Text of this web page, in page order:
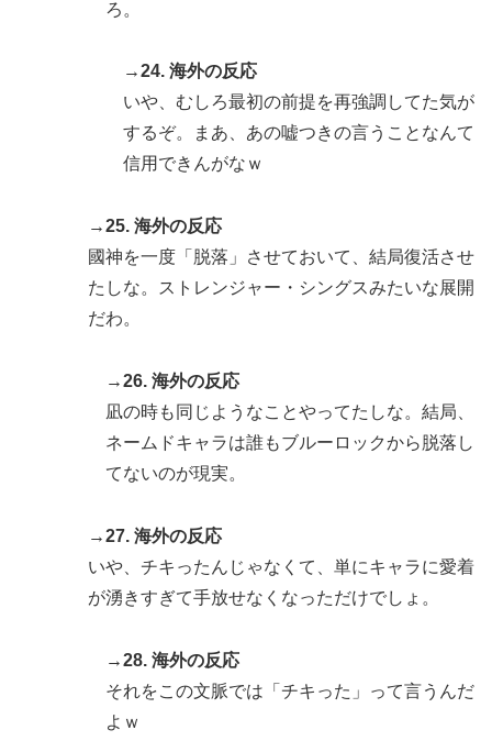
ろ。
→24. 海外の反応
いや、むしろ最初の前提を再強調してた気が
するぞ。まあ、あの嘘つきの言うことなんて
信用できんがなｗ
→25. 海外の反応
國神を一度「脱落」させておいて、結局復活させ
たしな。ストレンジャー・シングスみたいな展開
だわ。
→26. 海外の反応
凪の時も同じようなことやってたしな。結局、
ネームドキャラは誰もブルーロックから脱落し
てないのが現実。
→27. 海外の反応
いや、チキったんじゃなくて、単にキャラに愛着
が湧きすぎて手放せなくなっただけでしょ。
→28. 海外の反応
それをこの文脈では「チキった」って言うんだ
よｗ